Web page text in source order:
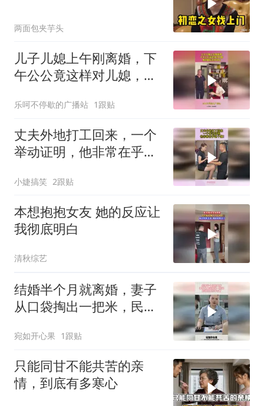
两面包夹芋头
儿子儿媳上午刚离婚，下
午公公竟这样对儿媳，爱
乐呵不停歇的广播站 1跟贴
丈夫外地打工回来，一个
举动证明，他非常在乎这
小婕搞笑 2跟贴
本想抱抱女友 她的反应让
我彻底明白
清秋综艺
结婚半个月就离婚，妻子
从口袋掏出一把米，民政
宛如开心果 1跟贴
只能同甘不能共苦的亲
情，到底有多寒心